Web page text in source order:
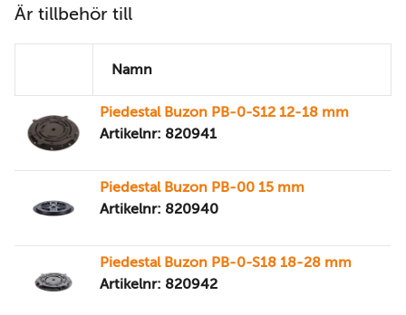
Är tillbehör till
Namn
Piedestal Buzon PB-0-S12 12-18 mm
Artikelnr: 820941
Piedestal Buzon PB-00 15 mm
Artikelnr: 820940
Piedestal Buzon PB-0-S18 18-28 mm
Artikelnr: 820942